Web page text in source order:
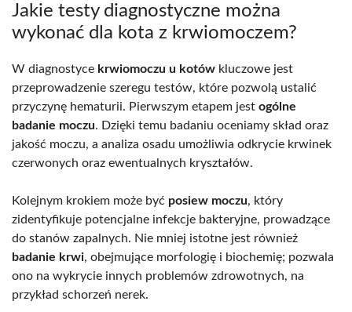
Jakie testy diagnostyczne można
wykonać dla kota z krwiomoczem?
W diagnostyce krwiomoczu u kotów kluczowe jest
przeprowadzenie szeregu testów, które pozwolą ustalić
przyczynę hematurii. Pierwszym etapem jest ogólne
badanie moczu. Dzięki temu badaniu oceniamy skład oraz
jakość moczu, a analiza osadu umożliwia odkrycie krwinek
czerwonych oraz ewentualnych kryształów.
Kolejnym krokiem może być posiew moczu, który
zidentyfikuje potencjalne infekcje bakteryjne, prowadzące
do stanów zapalnych. Nie mniej istotne jest również
badanie krwi, obejmujące morfologię i biochemię; pozwala
ono na wykrycie innych problemów zdrowotnych, na
przykład schorzeń nerek.